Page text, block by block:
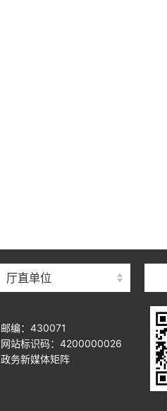
厅直单位
邮编：430071
网站标识码：4200000026
政务新媒体矩阵